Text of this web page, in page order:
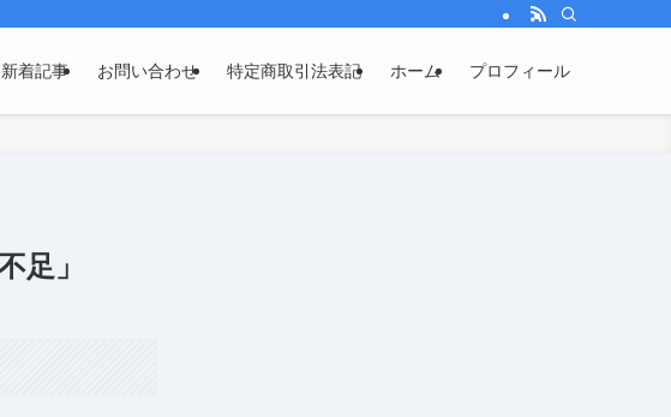
新着記事 お問い合わせ 特定商取引法表記 ホーム プロフィール
足」